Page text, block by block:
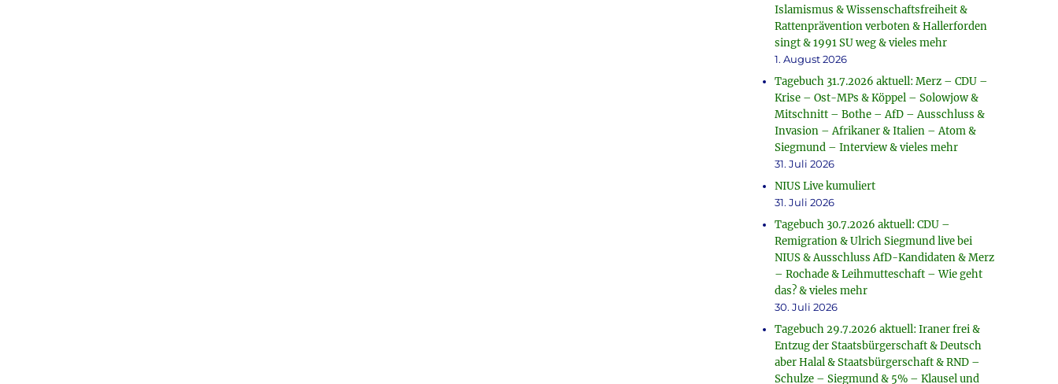
Islamismus & Wissenschaftsfreiheit &
Rattenprävention verboten & Hallerforden
singt & 1991 SU weg & vieles mehr
1. August 2026
Tagebuch 31.7.2026 aktuell: Merz – CDU –
Krise – Ost-MPs & Köppel – Solowjow &
Mitschnitt – Bothe – AfD – Ausschluss &
Invasion – Afrikaner & Italien – Atom &
Siegmund – Interview & vieles mehr
31. Juli 2026
NIUS Live kumuliert
31. Juli 2026
Tagebuch 30.7.2026 aktuell: CDU –
Remigration & Ulrich Siegmund live bei
NIUS & Ausschluss AfD-Kandidaten & Merz
– Rochade & Leihmutteschaft – Wie geht
das? & vieles mehr
30. Juli 2026
Tagebuch 29.7.2026 aktuell: Iraner frei &
Entzug der Staatsbürgerschaft & Deutsch
aber Halal & Staatsbürgerschaft & RND –
Schulze – Siegmund & 5% – Klausel und